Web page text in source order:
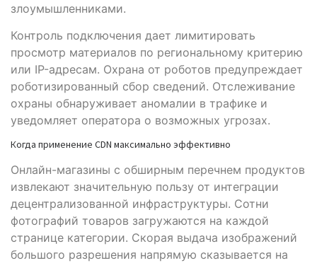
злоумышленниками.
Контроль подключения дает лимитировать
просмотр материалов по региональному критерию
или IP-адресам. Охрана от роботов предупреждает
роботизированный сбор сведений. Отслеживание
охраны обнаруживает аномалии в трафике и
уведомляет оператора о возможных угрозах.
Когда применение CDN максимально эффективно
Онлайн-магазины с обширным перечнем продуктов
извлекают значительную пользу от интеграции
децентрализованной инфраструктуры. Сотни
фотографий товаров загружаются на каждой
странице категории. Скорая выдача изображений
большого разрешения напрямую сказывается на